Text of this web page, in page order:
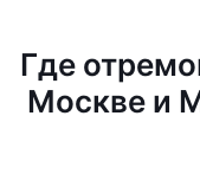
Где
Москве и